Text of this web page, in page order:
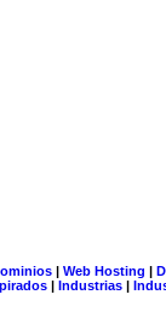
| Web Hosting |
| Industrias |